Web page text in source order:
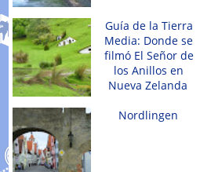
Guía de la Tierra
Media: Donde se
filmó El Señor de
los Anillos en
Nueva Zelanda
Nordlingen